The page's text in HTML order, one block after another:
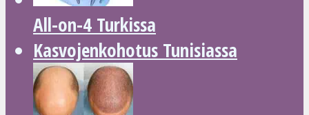
All-on-4 Turkissa
Kasvojenkohotus Tunisiassa